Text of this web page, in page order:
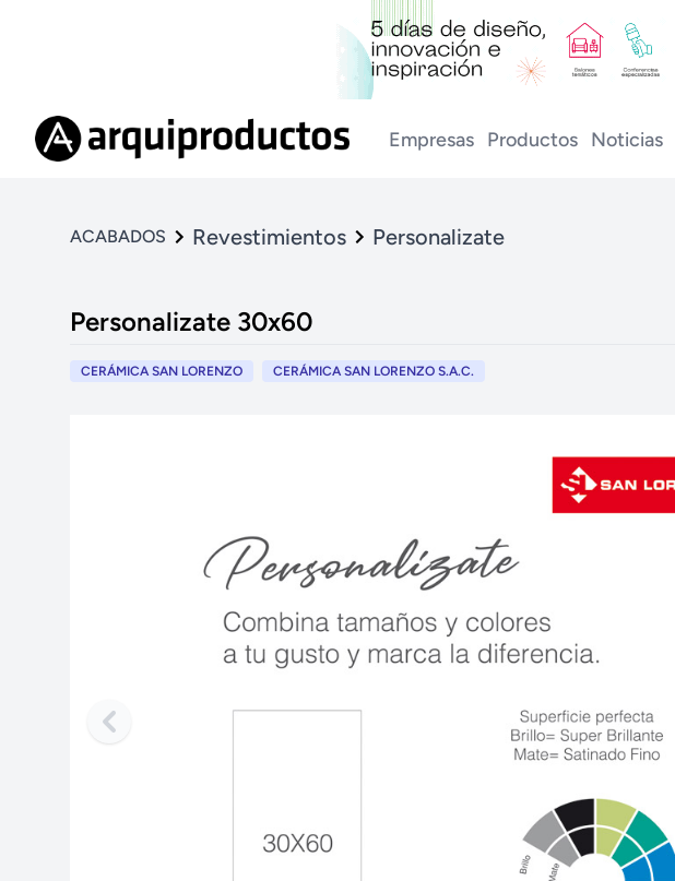
Empresas Productos Noticias
ACABADOS Revestimientos Personalizate
Personalizate 30x60
CERÁMICA SAN LORENZO CERÁMICA SAN LORENZO S.A.C.